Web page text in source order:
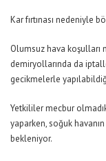
Kar fırtınası nedeniyle
Olumsuz hava koşulları
demiryollarında da
gecikmelerle
Yetkililer mecbur
yaparken, soğuk
bekleniyor.